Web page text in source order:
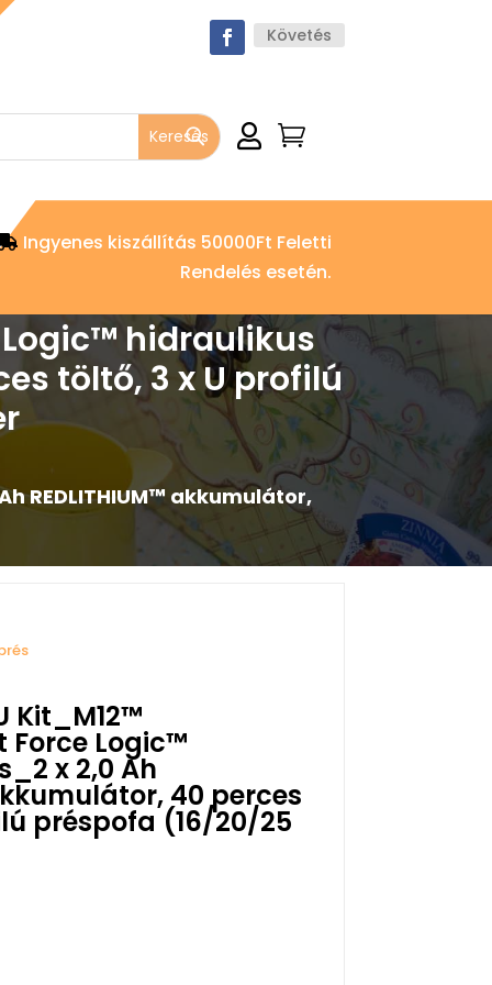
Követés
 
Ingyenes kiszállítás 50000Ft Feletti
Rendelés esetén.
Logic™ hidraulikus
töltő, 3 x U profilú
REDLITHIUM™ akkumulátor,
Kit_M12™
Logic™
x 2,0 Ah
40 perces
préspofa (16/20/25